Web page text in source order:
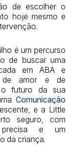
de escolher o
hoje mesmo e
é um percurso
de buscar uma
em ABA e
de amor e de
o futuro da sua
Comunicação
e a Little
seguro, com
precisa e um
da criança.